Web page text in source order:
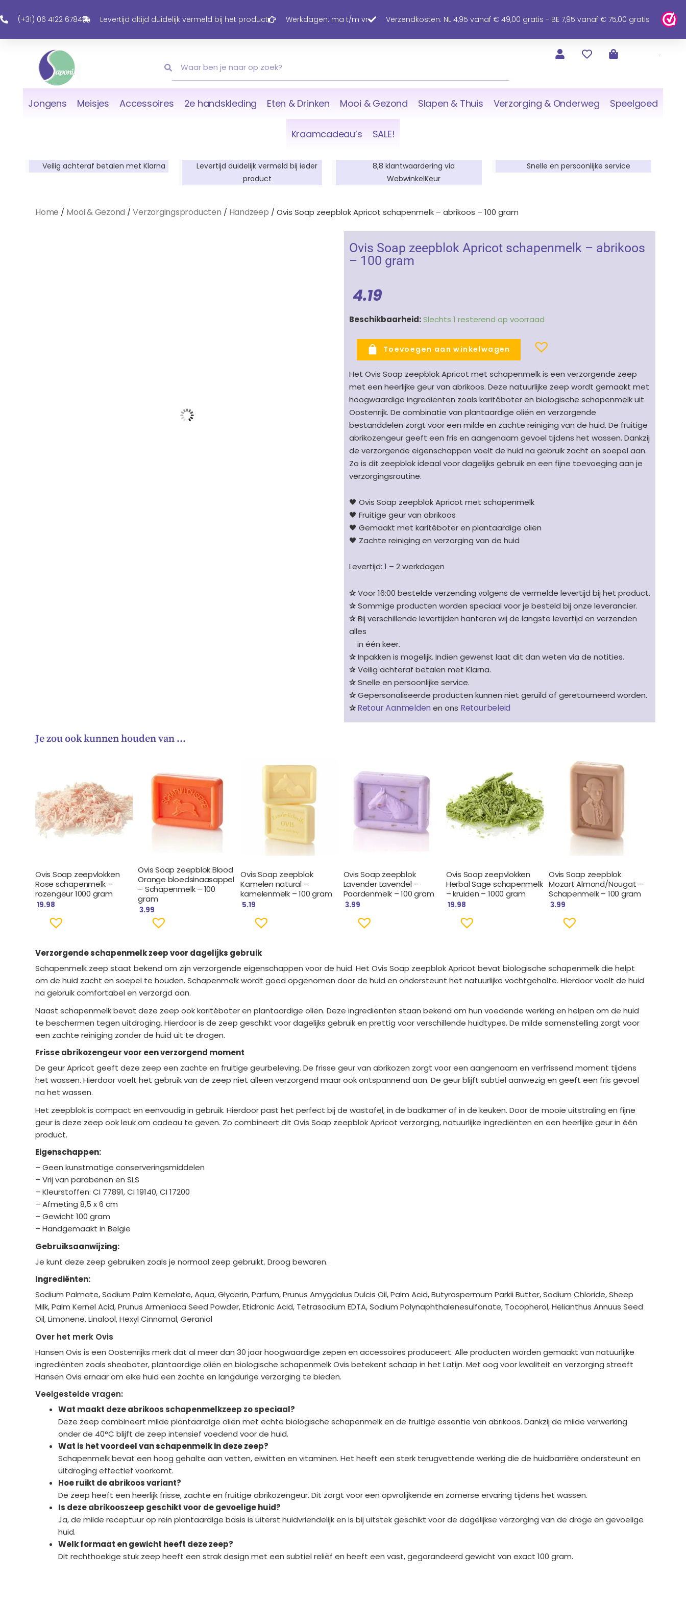
Naar
Inhoud
(+31) 06 4122 6784 Levertijd altijd duidelijk vermeld bij het product Werkdagen: ma t/m vr Verzendkosten: NL 4,95 vanaf € 49,00 gratis - BE 7,95 vanaf € 75,00 gratis
Jongens Meisjes Accessoires 2e handskleding Eten & Drinken Mooi & Gezond Slapen & Thuis Verzorging & Onderweg Speelgoed
Kraamcadeau’s SALE!
Veilig achteraf betalen met Klarna
Levertijd duidelijk vermeld bij ieder
product
8,8 klantwaardering via
WebwinkelKeur
Snelle en persoonlijke service
Home / Mooi & Gezond /Verzorgingsproducten / Handzeep / Ovis Soap zeepblok Apricot schapenmelk – abrikoos – 100 gram
Ovis Soap zeepblok Apricot schapenmelk – abrikoos
– 100 gram
4.19
Beschikbaarheid:Slechts 1 resterend op voorraad
Ovis
zeepblok
Apricot
schapenmelk
abrikoos
-
100
gram
aantal
Toevoegen aan winkelwagen
Het Ovis Soap zeepblok Apricot met schapenmelk is een verzorgende zeep
met een heerlijke geur van abrikoos. Deze natuurlijke zeep wordt gemaakt met
hoogwaardige ingrediënten zoals karitéboter en biologische schapenmelk uit
Oostenrijk. De combinatie van plantaardige oliën en verzorgende
bestanddelen zorgt voor een milde en zachte reiniging van de huid. De fruitige
abrikozengeur geeft een fris en aangenaam gevoel tijdens het wassen. Dankzij
de verzorgende eigenschappen voelt de huid na gebruik zacht en soepel aan.
Zo is dit zeepblok ideaal voor dagelijks gebruik en een fijne toevoeging aan je
verzorgingsroutine.
🖤 Ovis Soap zeepblok Apricot met schapenmelk
🖤 Fruitige geur van abrikoos
🖤 Gemaakt met karitéboter en plantaardige oliën
🖤 Zachte reiniging en verzorging van de huid
Levertijd: 1 – 2 werkdagen
✰Voor 16:00 bestelde verzending volgens de vermelde levertijd bij het product.
✰Sommige producten worden speciaal voor je besteld bij onze leverancier.
✰Bij verschillende levertijden hanteren wij de langste levertijd en verzenden
alles
in één keer.
✰Inpakken is mogelijk. Indien gewenst laat dit dan weten via de notities.
✰Veilig achteraf betalen met Klarna.
✰Snelle en persoonlijke service.
✰Gepersonaliseerde producten kunnen niet geruild of geretourneerd worden.
✰Retour Aanmelden en ons Retourbeleid
Je zou ook kunnen houden van …
Ovis Soap zeepvlokken
Rose schapenmelk –
rozengeur 1000 gram
19.98
Ovis Soap zeepblok Blood
Orange bloedsinaasappel
– Schapenmelk – 100
gram
3.99
Ovis Soap zeepblok
Kamelen natural –
kamelenmelk – 100 gram
5.19
Ovis Soap zeepblok
Lavender Lavendel –
Paardenmelk – 100 gram
3.99
Ovis Soap zeepvlokken
Herbal Sage schapenmelk
– kruiden – 1000 gram
19.98
Ovis Soap zeepblok
Mozart Almond/Nougat –
Schapenmelk – 100 gram
3.99
Verzorgende schapenmelk zeep voor dagelijks gebruik
Schapenmelk zeep staat bekend om zijn verzorgende eigenschappen voor de huid. Het Ovis Soap zeepblok Apricot bevat biologische schapenmelk die helpt
om de huid zacht en soepel te houden. Schapenmelk wordt goed opgenomen door de huid en ondersteunt het natuurlijke vochtgehalte. Hierdoor voelt de huid
na gebruik comfortabel en verzorgd aan.
Naast schapenmelk bevat deze zeep ook karitéboter en plantaardige oliën. Deze ingrediënten staan bekend om hun voedende werking en helpen om de huid
te beschermen tegen uitdroging. Hierdoor is de zeep geschikt voor dagelijks gebruik en prettig voor verschillende huidtypes. De milde samenstelling zorgt voor
een zachte reiniging zonder de huid uit te drogen.
Frisse abrikozengeur voor een verzorgend moment
De geur Apricot geeft deze zeep een zachte en fruitige geurbeleving. De frisse geur van abrikozen zorgt voor een aangenaam en verfrissend moment tijdens
het wassen. Hierdoor voelt het gebruik van de zeep niet alleen verzorgend maar ook ontspannend aan. De geur blijft subtiel aanwezig en geeft een fris gevoel
na het wassen.
Het zeepblok is compact en eenvoudig in gebruik. Hierdoor past het perfect bij de wastafel, in de badkamer of in de keuken. Door de mooie uitstraling en fijne
geur is deze zeep ook leuk om cadeau te geven. Zo combineert dit Ovis Soap zeepblok Apricot verzorging, natuurlijke ingrediënten en een heerlijke geur in één
product.
Eigenschappen:
– Geen kunstmatige conserveringsmiddelen
– Vrij van parabenen en SLS
– Kleurstoffen: CI 77891, CI 19140, CI 17200
– Afmeting 8,5 x 6 cm
– Gewicht 100 gram
– Handgemaakt in België
Gebruiksaanwijzing:
Je kunt deze zeep gebruiken zoals je normaal zeep gebruikt. Droog bewaren.
Ingrediënten:
Sodium Palmate, Sodium Palm Kernelate, Aqua, Glycerin, Parfum, Prunus Amygdalus Dulcis Oil, Palm Acid, Butyrospermum Parkii Butter, Sodium Chloride, Sheep
Milk, Palm Kernel Acid, Prunus Armeniaca Seed Powder, Etidronic Acid, Tetrasodium EDTA, Sodium Polynaphthalenesulfonate, Tocopherol, Helianthus Annuus Seed
Oil, Limonene, Linalool, Hexyl Cinnamal, Geraniol
Over het merk Ovis
Hansen Ovis is een Oostenrijks merk dat al meer dan 30 jaar hoogwaardige zepen en accessoires produceert. Alle producten worden gemaakt van natuurlijke
ingrediënten zoals sheaboter, plantaardige oliën en biologische schapenmelk Ovis betekent schaap in het Latijn. Met oog voor kwaliteit en verzorging streeft
Hansen Ovis ernaar om elke huid een zachte en langdurige verzorging te bieden.
Veelgestelde vragen:
Wat maakt deze abrikoos schapenmelkzeep zo speciaal?
Deze zeep combineert milde plantaardige oliën met echte biologische schapenmelk en de fruitige essentie van abrikoos. Dankzij de milde verwerking
onder de 40°C blijft de zeep intensief voedend voor de huid.
Wat is het voordeel van schapenmelk in deze zeep?
Schapenmelk bevat een hoog gehalte aan vetten, eiwitten en vitaminen. Het heeft een sterk terugvettende werking die de huidbarrière ondersteunt en
uitdroging effectief voorkomt.
Hoe ruikt de abrikoos variant?
De zeep heeft een heerlijk frisse, zachte en fruitige abrikozengeur. Dit zorgt voor een opvrolijkende en zomerse ervaring tijdens het wassen.
Is deze abrikooszeep geschikt voor de gevoelige huid?
Ja, de milde receptuur op rein plantaardige basis is uiterst huidvriendelijk en is bij uitstek geschikt voor de dagelijkse verzorging van de droge en gevoelige
huid.
Welk formaat en gewicht heeft deze zeep?
Dit rechthoekige stuk zeep heeft een strak design met een subtiel reliëf en heeft een vast, gegarandeerd gewicht van exact 100 gram.